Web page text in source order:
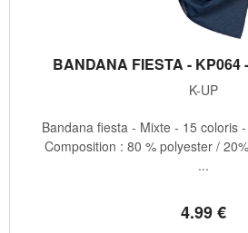
BANDANA FIESTA - KP064
K-UP
4.99€
Bandana fiesta - Mixte - 15 coloris
Composition : 80 % polyester /
...